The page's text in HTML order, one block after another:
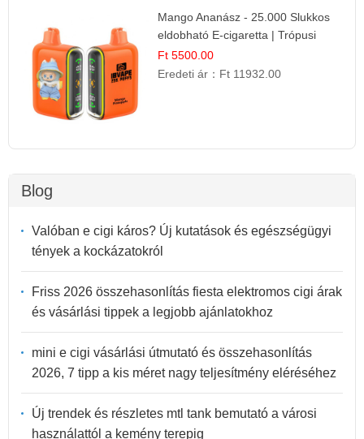
Mango Ananász - 25.000 Slukkos
eldobható E-cigaretta | Trópusi
Ízélmény
Ft 5500.00
Eredeti ár： Ft 11932.00
Blog
Valóban e cigi káros? Új kutatások és egészségügyi
tények a kockázatokról
Friss 2026 összehasonlítás fiesta elektromos cigi árak
és vásárlási tippek a legjobb ajánlatokhoz
mini e cigi vásárlási útmutató és összehasonlítás
2026, 7 tipp a kis méret nagy teljesítmény eléréséhez
Új trendek és részletes mtl tank bemutató a városi
használattól a kemény terepig